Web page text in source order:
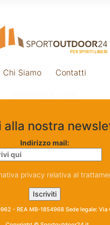
Chi Siamo Contatti
alla nostra
Indirizzo mail:
privacy relativa al
- REA MB-1854968 Sede legale: